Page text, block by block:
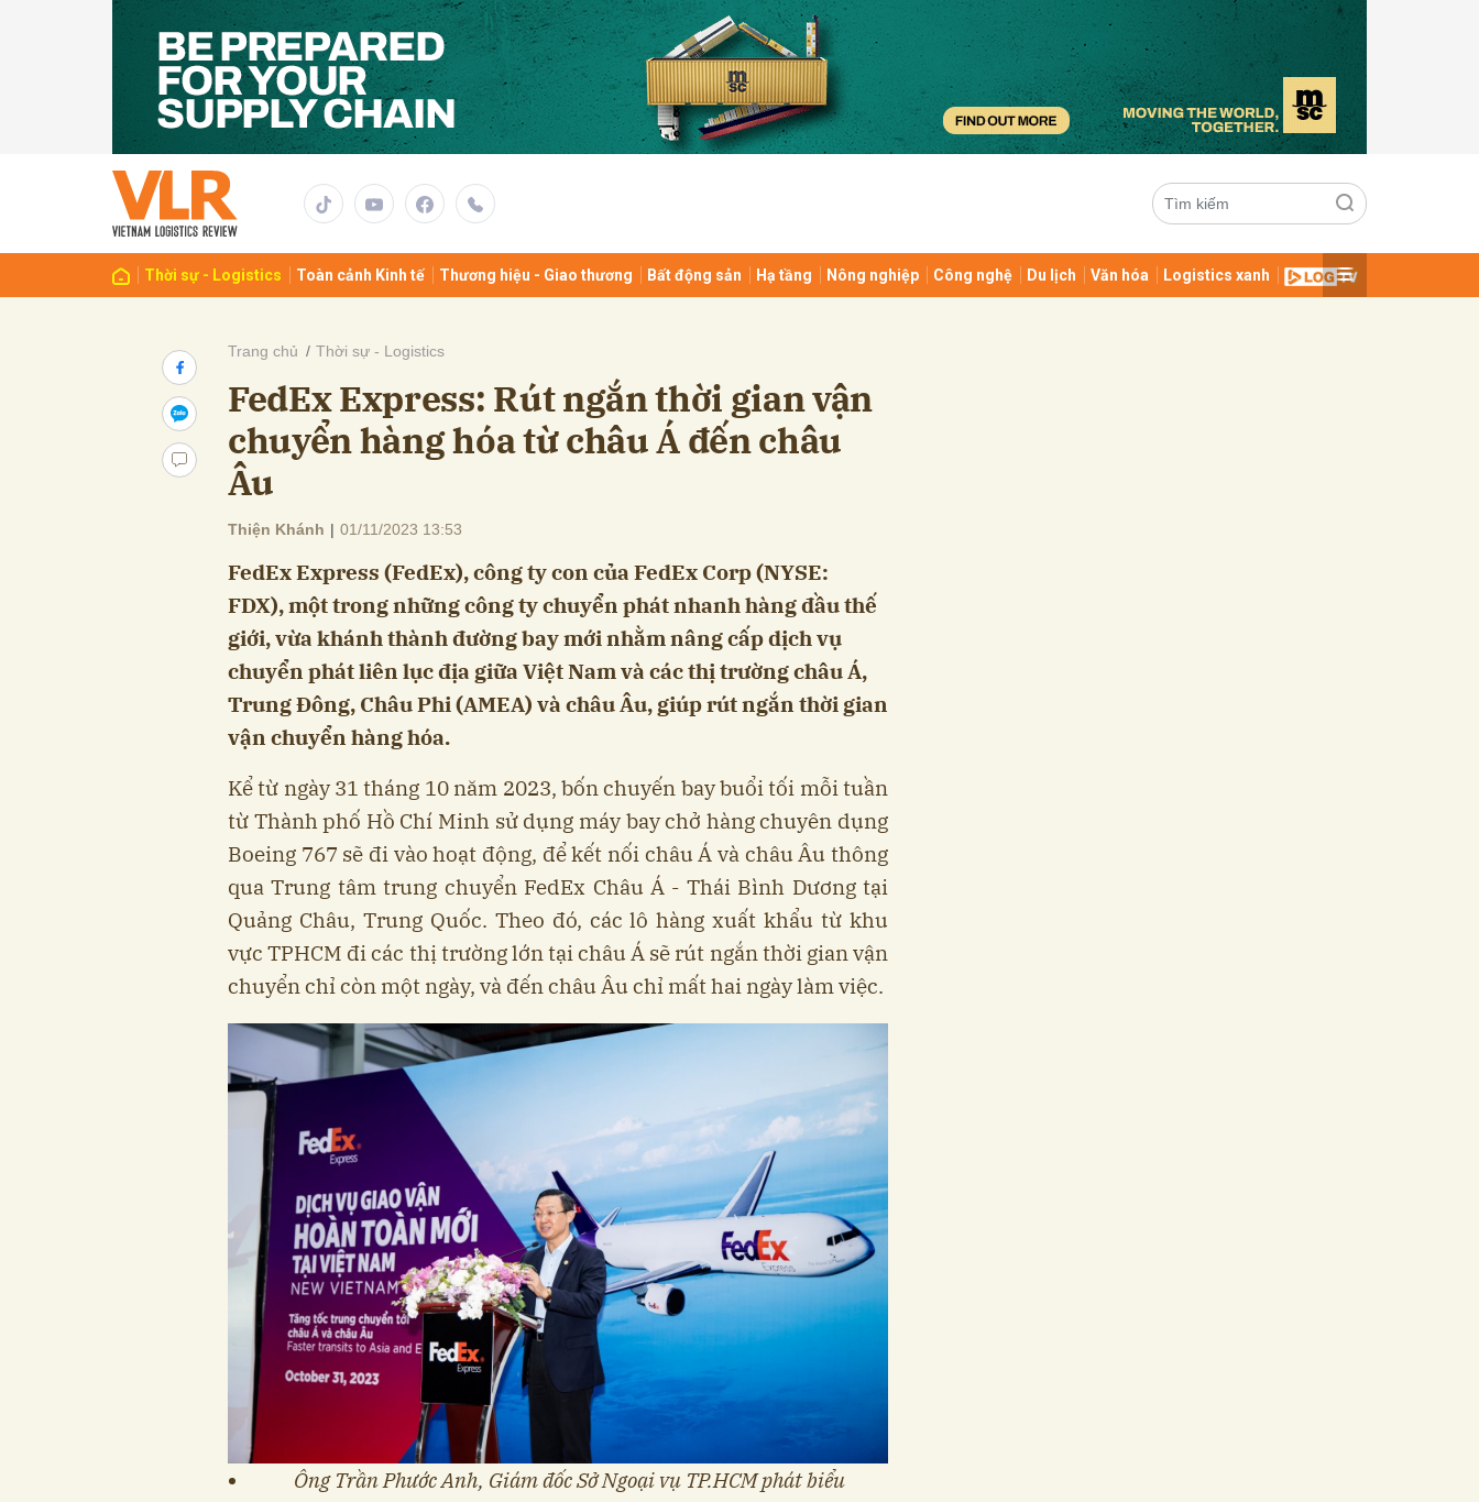
Thời sự - Logistics Toàn cảnh Kinh tế Thương hiệu - Giao thương Bất động sản Hạ tầng Nông nghiệp Công nghệ Du lịch Văn hóa Logistics xanh
Trang chủ Thời sự - Logistics
FedEx Express: Rút ngắn thời gian vận
chuyển hàng hóa từ châu Á đến châu
Âu
Thiện Khánh | 01/11/2023 13:53
FedEx Express (FedEx), công ty con của FedEx Corp (NYSE:
FDX), một trong những công ty chuyển phát nhanh hàng đầu thế
giới, vừa khánh thành đường bay mới nhằm nâng cấp dịch vụ
chuyển phát liên lục địa giữa Việt Nam và các thị trường châu Á,
Trung Đông, Châu Phi (AMEA) và châu Âu, giúp rút ngắn thời gian
vận chuyển hàng hóa.
Kể từ ngày 31 tháng 10 năm 2023, bốn chuyến bay buổi tối mỗi tuần
từ Thành phố Hồ Chí Minh sử dụng máy bay chở hàng chuyên dụng
Boeing 767 sẽ đi vào hoạt động, để kết nối châu Á và châu Âu thông
qua Trung tâm trung chuyển FedEx Châu Á - Thái Bình Dương tại
Quảng Châu, Trung Quốc. Theo đó, các lô hàng xuất khẩu từ khu
vực TPHCM đi các thị trường lớn tại châu Á sẽ rút ngắn thời gian vận
chuyển chỉ còn một ngày, và đến châu Âu chỉ mất hai ngày làm việc.
Ông Trần Phước Anh, Giám đốc Sở Ngoại vụ TP.HCM phát biểu
Gửi bình luận